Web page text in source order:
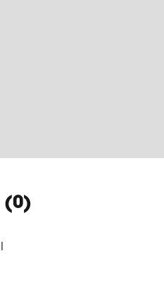
(0)